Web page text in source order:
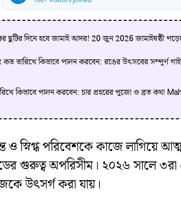
ছুটির দিনে হবে জামাই আদর! 20 জুন 2026 জামাইষষ্ঠী
তারিখে কিভাবে পালন করবেন: রঙের উৎসবের সম্পূর্ণ
কিভাবে পালন করবেন: চার প্রহরের পুজো ও ব্রত
ও স্নিগ্ধ পরিবেশকে কাজে লাগিয়ে
গুরুত্ব অপরিসীম। ২০২৬ সালে ৩রা
উৎসর্গ করা যায়।